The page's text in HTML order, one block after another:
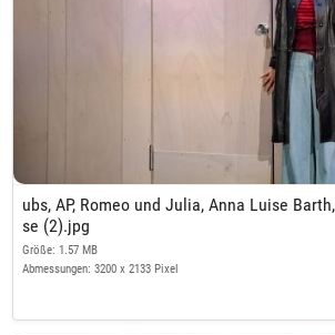
ubs, AP, Romeo und Julia, Anna Luise
se (2).jpg
Größe: 1.57 MB
Abmessungen: 3200 x 2133 Pixel